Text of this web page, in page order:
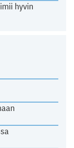
hyvin